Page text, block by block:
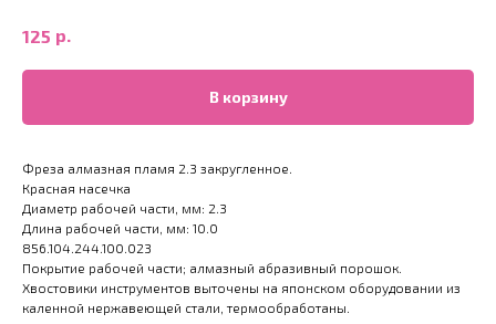
125 р.
В корзину
Фреза алмазная пламя 2.3 закругленное.
Красная насечка
Диаметр рабочей части, мм: 2.3
Длина рабочей части, мм: 10.0
856.104.244.100.023
Покрытие рабочей части; алмазный абразивный порошок.
Хвостовики инструментов выточены на японском оборудовании из
каленной нержавеющей стали, термообработаны.